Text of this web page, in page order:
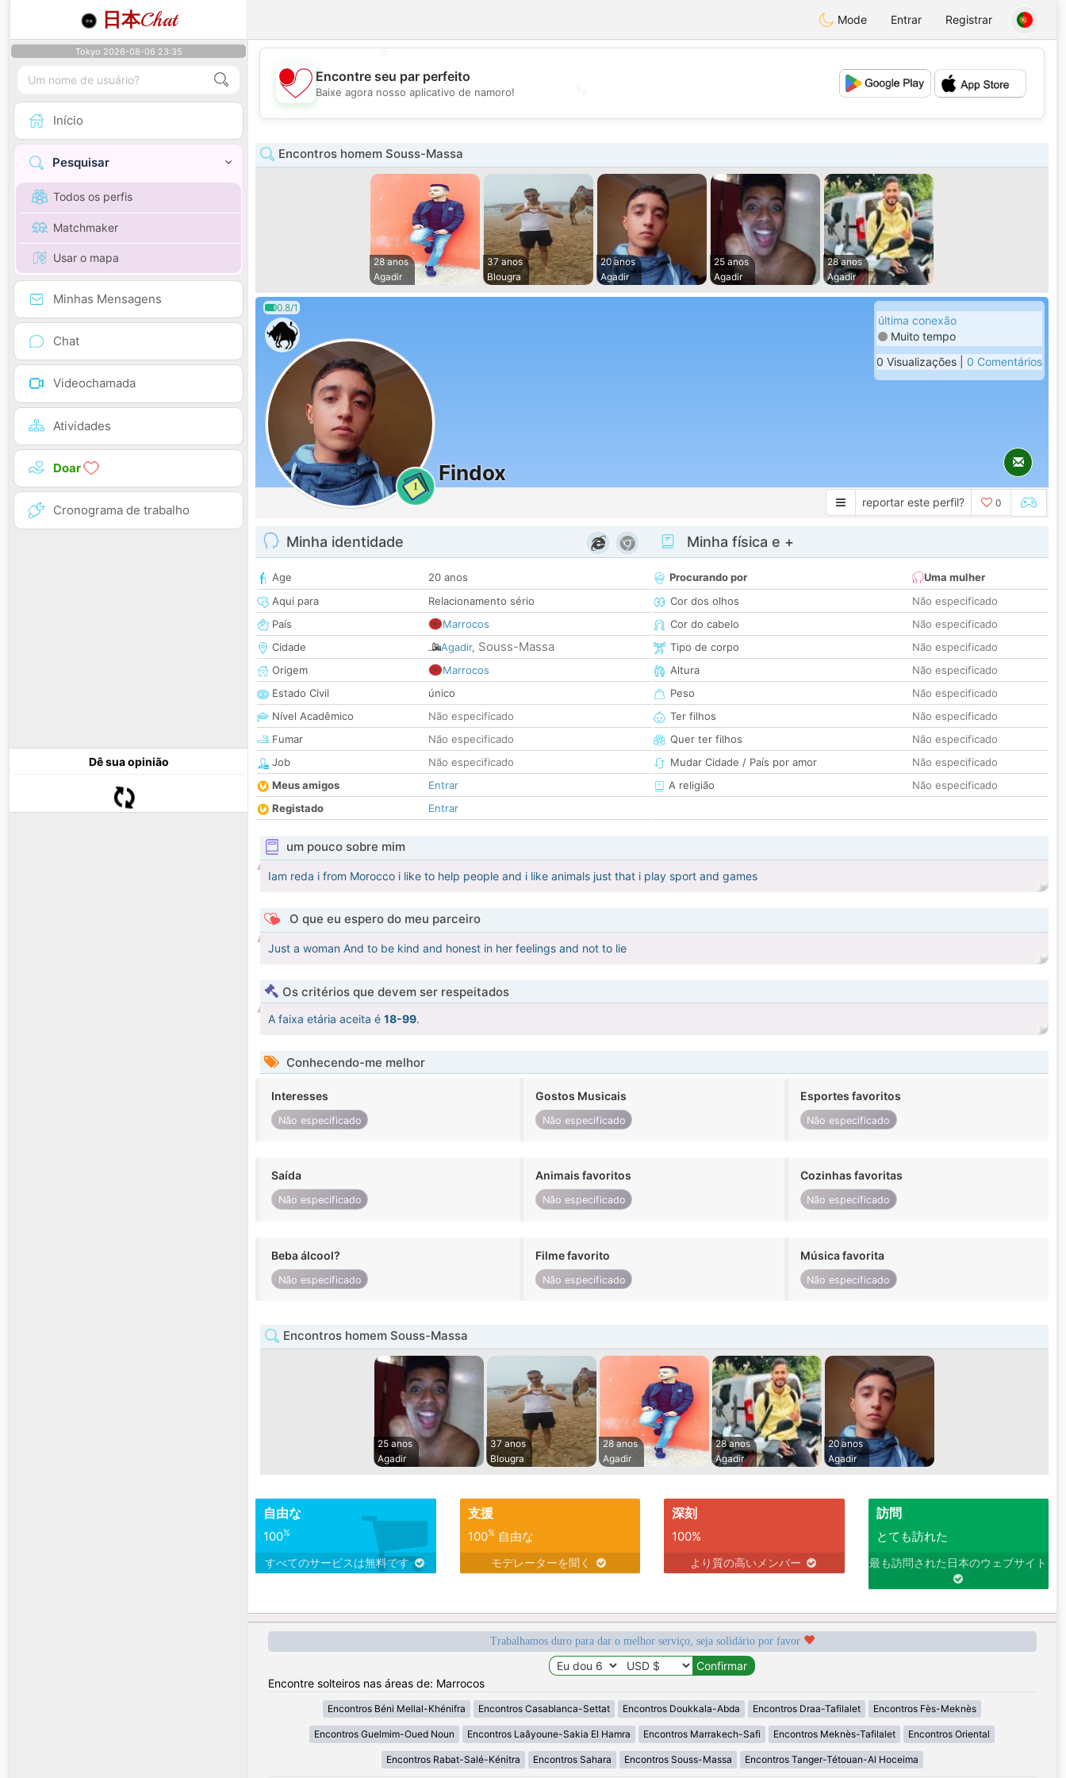
日本Chat Mode Entrar Registrar
Tokyo 2026-08-06 23:35
Início
Pesquisar
Todos os perfis
Matchmaker
Usar o mapa
Minhas Mensagens
Chat
Videochamada
Atividades
Doar
Cronograma de trabalho
Dê sua opinião
💖
💖
💕
Encontre seu par perfeito
Baixe agora nosso aplicativo de namoro!
Encontros homem Souss-Massa
28 anos
Agadir
37 anos
Blougra
20 anos
Agadir
25 anos
Agadir
28 anos
Agadir
0.8/1
1
Findox
última conexão
Muito tempo
0 Visualizações | 0 Comentários
reportar este perfil? 0
Minha identidade
Age
20 anos
Aqui para
Relacionamento sério
País
Marrocos
Cidade
Agadir, Souss-Massa
Origem
Marrocos
Estado Civil
único
Nível Acadêmico
Não especificado
Fumar
Não especificado
Job
Não especificado
Meus amigos
Entrar
Registado
Entrar
Minha física e +
Procurando por
Uma mulher
Cor dos olhos
Não especificado
Cor do cabelo
Não especificado
Tipo de corpo
Não especificado
Altura
Não especificado
Peso
Não especificado
Ter filhos
Não especificado
Quer ter filhos
Não especificado
Mudar Cidade / País por amor
Não especificado
A religião
Não especificado
um pouco sobre mim
Iam reda i from Morocco i like to help people and i like animals just that i play sport and games
O que eu espero do meu parceiro
Just a woman And to be kind and honest in her feelings and not to lie
Os critérios que devem ser respeitados
A faixa etária aceita é 18-99.
Conhecendo-me melhor
Interesses
Não especificado
Gostos Musicais
Não especificado
Esportes favoritos
Não especificado
Saída
Não especificado
Animais favoritos
Não especificado
Cozinhas favoritas
Não especificado
Beba álcool?
Não especificado
Filme favorito
Não especificado
Música favorita
Não especificado
Encontros homem Souss-Massa
25 anos
Agadir
37 anos
Blougra
28 anos
Agadir
28 anos
Agadir
20 anos
Agadir
自由な
100%
すべてのサービスは無料です
支援
100%自由な
モデレーターを聞く
深刻
100%
より質の高いメンバー
訪問
とても訪れた
最も訪問された日本のウェブサイト
Trabalhamos duro para dar o melhor serviço, seja solidário por favor
Encontre solteiros nas áreas de: Marrocos
Encontros Béni Mellal-Khénifra Encontros Casablanca-Settat Encontros Doukkala-Abda Encontros Draa-Tafilalet Encontros Fès-Meknès
Encontros Guelmim-Oued Noun Encontros Laâyoune-Sakia El Hamra Encontros Marrakech-Safi Encontros Meknès-Tafilalet Encontros Oriental
Encontros Rabat-Salé-Kénitra Encontros Sahara Encontros Souss-Massa Encontros Tanger-Tétouan-Al Hoceima